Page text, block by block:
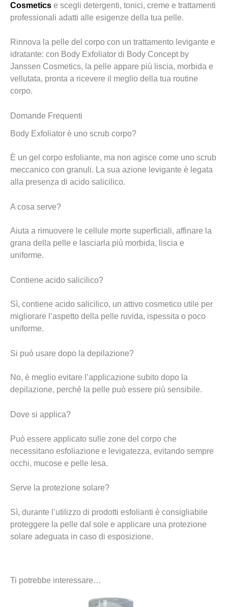
Cosmetics e scegli detergenti, tonici, creme e trattamenti
professionali adatti alle esigenze della tua pelle.
Rinnova la pelle del corpo con un trattamento levigante e
idratante: con Body Exfoliator di Body Concept by
Janssen Cosmetics, la pelle appare più liscia, morbida e
vellutata, pronta a ricevere il meglio della tua routine
corpo.
Domande Frequenti
Body Exfoliator è uno scrub corpo?
È un gel corpo esfoliante, ma non agisce come uno scrub
meccanico con granuli. La sua azione levigante è legata
alla presenza di acido salicilico.
A cosa serve?
Aiuta a rimuovere le cellule morte superficiali, affinare la
grana della pelle e lasciarla più morbida, liscia e
uniforme.
Contiene acido salicilico?
Sì, contiene acido salicilico, un attivo cosmetico utile per
migliorare l’aspetto della pelle ruvida, ispessita o poco
uniforme.
Si può usare dopo la depilazione?
No, è meglio evitare l’applicazione subito dopo la
depilazione, perché la pelle può essere più sensibile.
Dove si applica?
Può essere applicato sulle zone del corpo che
necessitano esfoliazione e levigatezza, evitando sempre
occhi, mucose e pelle lesa.
Serve la protezione solare?
Sì, durante l’utilizzo di prodotti esfolianti è consigliabile
proteggere la pelle dal sole e applicare una protezione
solare adeguata in caso di esposizione.
Ti potrebbe interessare…